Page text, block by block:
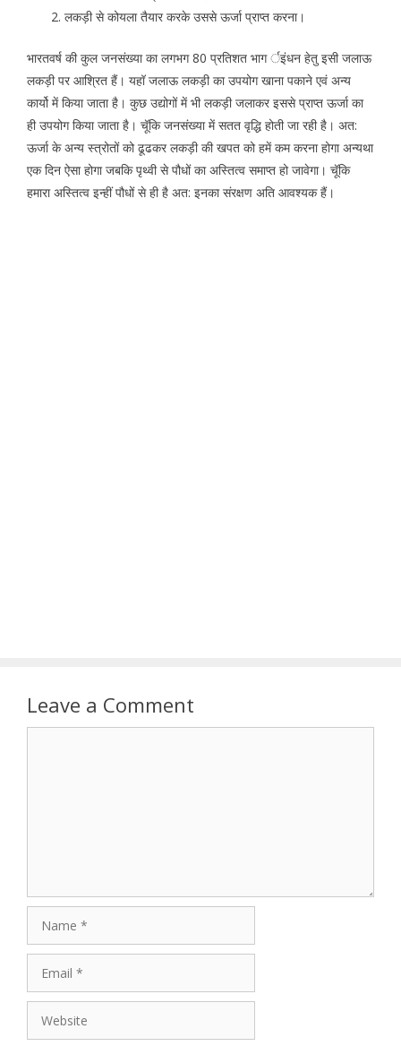
लकड़ी से कोयला तैयार करके उससे ऊर्जा प्राप्त करना।
भारतवर्ष की कुल जनसंख्या का लगभग 80 प्रतिशत भाग र्इंधन हेतु इसी जलाऊ
लकड़ी पर आश्रित हैं। यहॉ जलाऊ लकड़ी का उपयोग खाना पकाने एवं अन्य
कार्यो में किया जाता है। कुछ उद्योगों में भी लकड़ी जलाकर इससे प्राप्त ऊर्जा का
ही उपयोग किया जाता है। चूॅकि जनसंख्या में सतत वृद्धि होती जा रही है। अत:
ऊर्जा के अन्य स्त्रोतों को ढूढकर लकड़ी की खपत को हमें कम करना होगा अन्यथा
एक दिन ऐसा होगा जबकि पृथ्वी से पौधों का अस्तित्व समाप्त हो जावेगा। चूॅकि
हमारा अस्तित्व इन्हीं पौधों से ही है अत: इनका संरक्षण अति आवश्यक हैं।
Leave a Comment